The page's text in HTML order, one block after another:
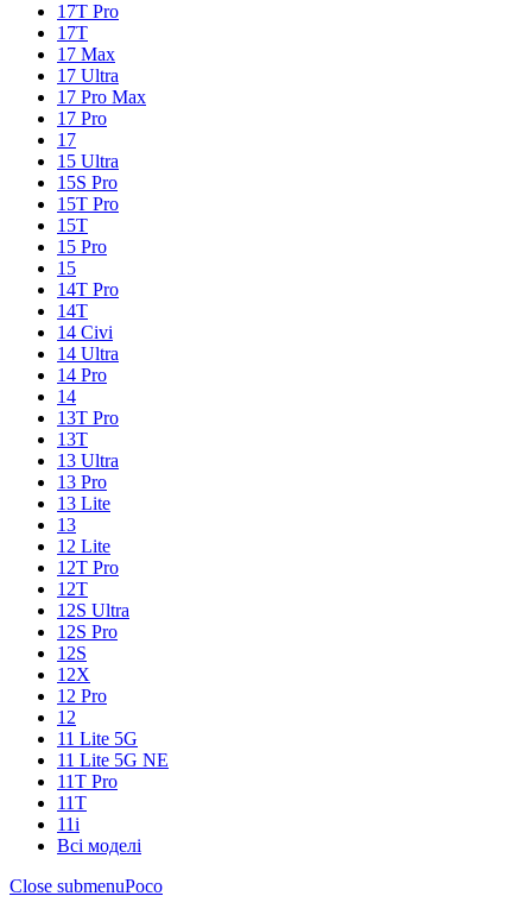
17T Pro
17T
17 Max
17 Ultra
17 Pro Max
17 Pro
17
15 Ultra
15S Pro
15T Pro
15T
15 Pro
15
14T Pro
14T
14 Civi
14 Ultra
14 Pro
14
13T Pro
13T
13 Ultra
13 Pro
13 Lite
13
12 Lite
12T Pro
12T
12S Ultra
12S Pro
12S
12X
12 Pro
12
11 Lite 5G
11 Lite 5G NE
11T Pro
11T
11i
Всі моделі
Close submenuPoco